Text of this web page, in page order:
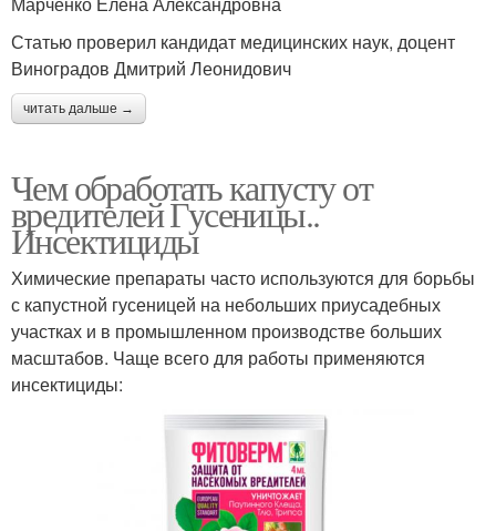
Статью проверил кандидат медицинских наук, доцент
Виноградов Дмитрий Леонидович
читать дальше →
Чем обработать капусту от
вредителей Гусеницы..
Инсектициды
Химические препараты часто используются для борьбы
с капустной гусеницей на небольших приусадебных
участках и в промышленном производстве больших
масштабов. Чаще всего для работы применяются
инсектициды: